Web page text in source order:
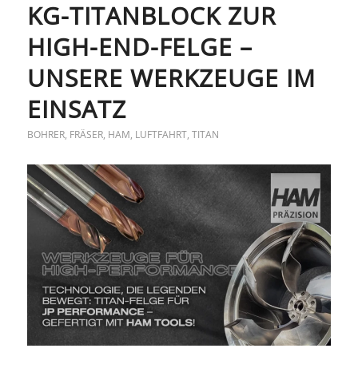
KG-TITANBLOCK ZUR
HIGH-END-FELGE –
UNSERE WERKZEUGE IM
EINSATZ
BOHRER, FRÄSER, HAM, LUFTFAHRT, TITAN